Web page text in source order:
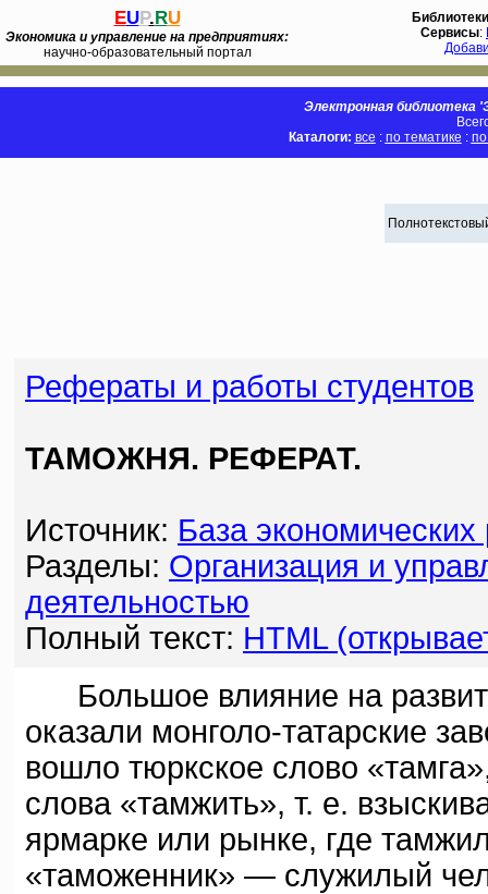
EUP.RU
Экономика и управление на предприятиях:
научно-образовательный портал
Библиотеки
Сервисы:
Электронная библиотека
Каталоги: все : по тематике :
Рефераты и работы студентов
ТАМОЖНЯ. РЕФЕРАТ.
Источник: База
Разделы: Организация и
деятельностью
Полный текст: HTML
Большое влияние на
оказали монголо-татарские
вошло тюркское слово
слова «тамжить», т. е.
ярмарке или рынке, где
«таможенник» — служилый